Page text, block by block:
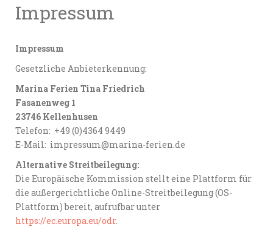
Impressum
Impressum
Gesetzliche Anbieterkennung:
Marina Ferien Tina Friedrich
Fasanenweg 1
23746 Kellenhusen
Telefon: +49 (0)4364 9449
E-Mail: impressum@marina-ferien.de
Alternative Streitbeilegung:
Die Europäische Kommission stellt eine Plattform für
die außergerichtliche Online-Streitbeilegung (OS-
Plattform) bereit, aufrufbar unter
https://ec.europa.eu/odr.